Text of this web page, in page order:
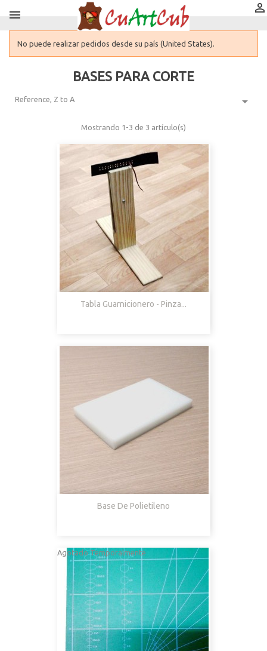
 
No puede realizar pedidos desde su país (United States).
BASES PARA CORTE
Reference, Z to A 
Mostrando 1-3 de 3 artículo(s)
Tabla Guarnicionero - Pinza...
Base De Polietileno
Agotado Temporalmente